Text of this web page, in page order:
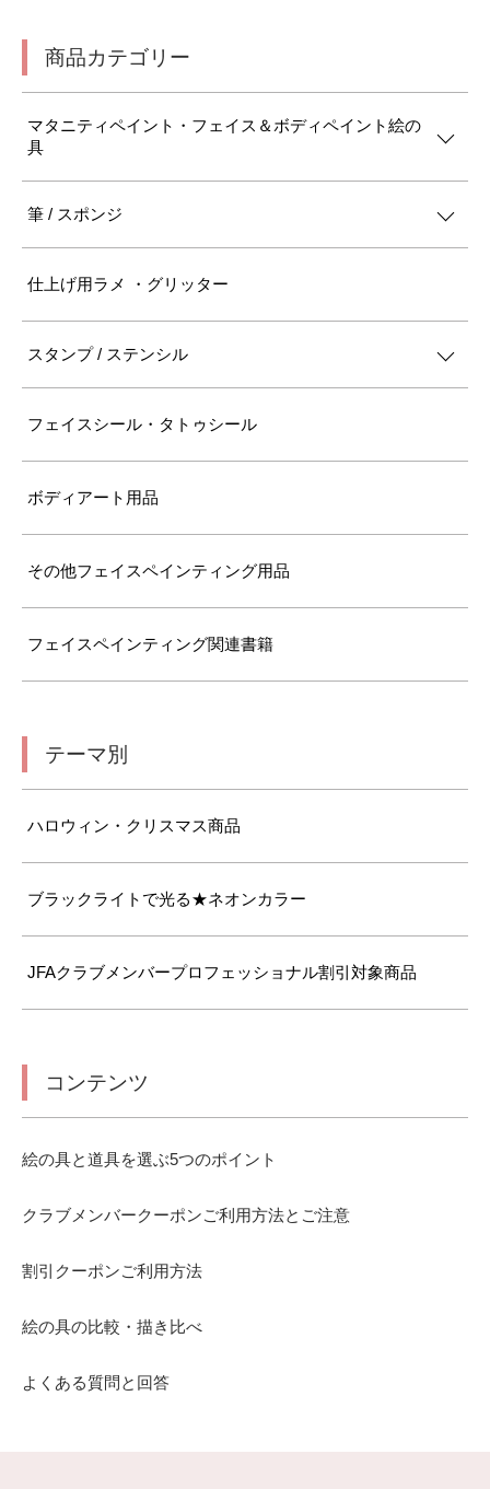
商品カテゴリー
マタニティペイント・フェイス＆ボディペイント絵の
具
筆 / スポンジ
仕上げ用ラメ ・グリッター
スタンプ / ステンシル
フェイスシール・タトゥシール
ボディアート用品
その他フェイスペインティング用品
フェイスペインティング関連書籍
テーマ別
ハロウィン・クリスマス商品
ブラックライトで光る★ネオンカラー
JFAクラブメンバープロフェッショナル割引対象商品
コンテンツ
絵の具と道具を選ぶ5つのポイント
クラブメンバークーポンご利用方法とご注意
割引クーポンご利用方法
絵の具の比較・描き比べ
よくある質問と回答